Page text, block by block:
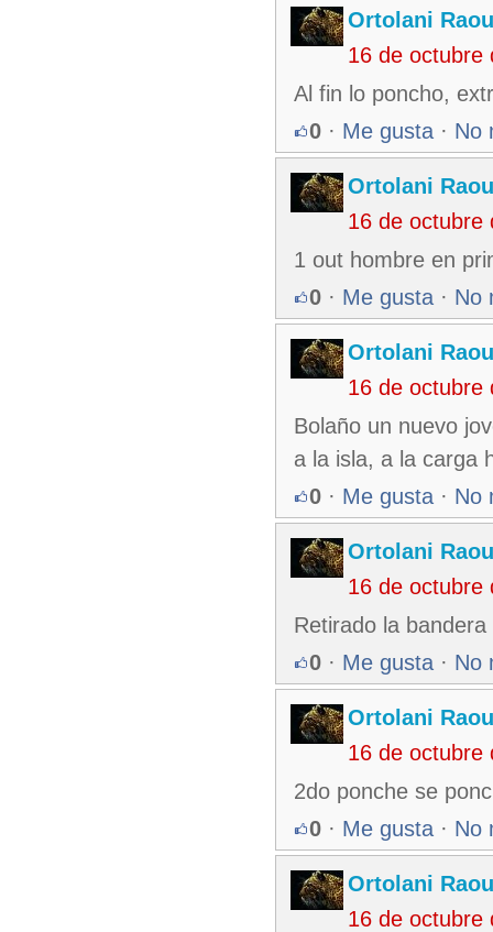
Ortolani
16 de octubre
Al fin lo poncho,
0 · Me gusta · No
Ortolani
16 de octubre
1 out hombre en
0 · Me gusta · No
Ortolani
16 de octubre
Bolaño un nuevo
a la isla, a la carga
0 · Me gusta · No
Ortolani
16 de octubre
Retirado la
0 · Me gusta · No
Ortolani
16 de octubre
2do ponche se
0 · Me gusta · No
Ortolani
16 de octubre